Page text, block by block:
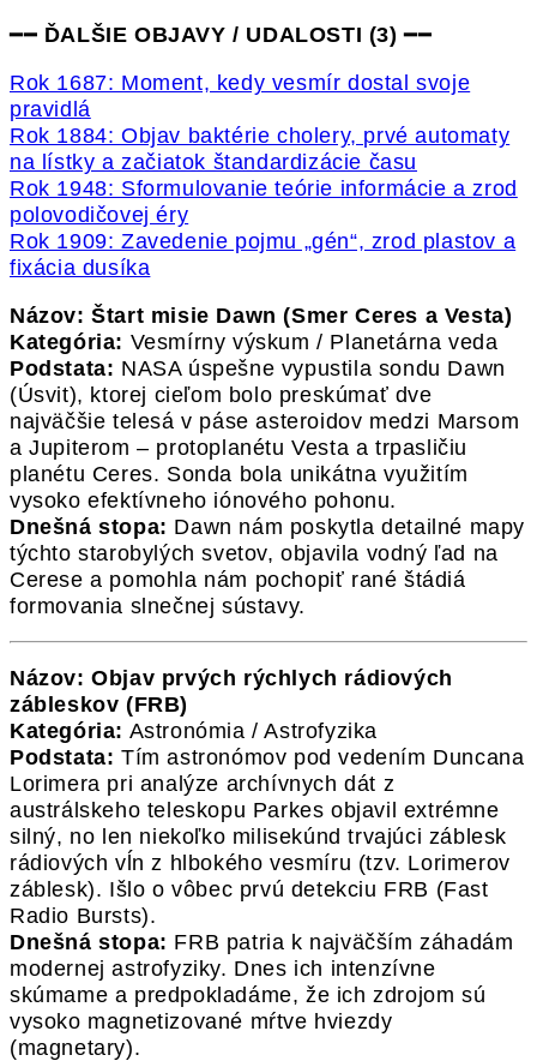
━━ ĎALŠIE OBJAVY / UDALOSTI (3) ━━
Rok 1687: Moment, kedy vesmír dostal svoje
pravidlá
Rok 1884: Objav baktérie cholery, prvé automaty
na lístky a začiatok štandardizácie času
Rok 1948: Sformulovanie teórie informácie a zrod
polovodičovej éry
Rok 1909: Zavedenie pojmu „gén“, zrod plastov a
fixácia dusíka
Názov: Štart misie Dawn (Smer Ceres a Vesta)
Kategória: Vesmírny výskum / Planetárna veda
Podstata: NASA úspešne vypustila sondu Dawn
(Úsvit), ktorej cieľom bolo preskúmať dve
najväčšie telesá v páse asteroidov medzi Marsom
a Jupiterom – protoplanétu Vesta a trpasličiu
planétu Ceres. Sonda bola unikátna využitím
vysoko efektívneho iónového pohonu.
Dnešná stopa: Dawn nám poskytla detailné mapy
týchto starobylých svetov, objavila vodný ľad na
Cerese a pomohla nám pochopiť rané štádiá
formovania slnečnej sústavy.
Názov: Objav prvých rýchlych rádiových
zábleskov (FRB)
Kategória: Astronómia / Astrofyzika
Podstata: Tím astronómov pod vedením Duncana
Lorimera pri analýze archívnych dát z
austrálskeho teleskopu Parkes objavil extrémne
silný, no len niekoľko milisekúnd trvajúci záblesk
rádiových vĺn z hlbokého vesmíru (tzv. Lorimerov
záblesk). Išlo o vôbec prvú detekciu FRB (Fast
Radio Bursts).
Dnešná stopa: FRB patria k najväčším záhadám
modernej astrofyziky. Dnes ich intenzívne
skúmame a predpokladáme, že ich zdrojom sú
vysoko magnetizované mŕtve hviezdy
(magnetary).